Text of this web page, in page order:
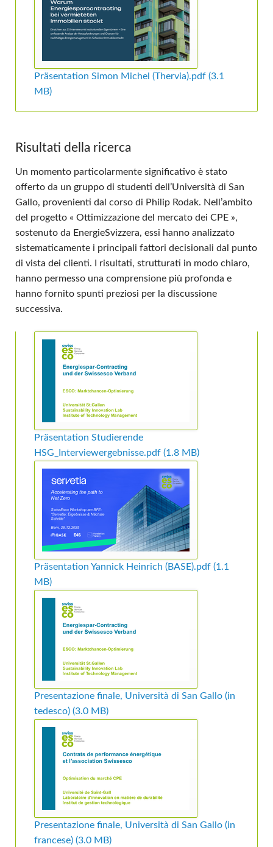
Präsentation Simon Michel (Thervia).pdf (3.1
MB)
Risultati della ricerca
Un momento particolarmente significativo è stato
offerto da un gruppo di studenti dell’Università di San
Gallo, provenienti dal corso di Philip Rodak. Nell’ambito
del progetto « Ottimizzazione del mercato dei CPE »,
sostenuto da EnergieSvizzera, essi hanno analizzato
sistematicamente i principali fattori decisionali dal punto
di vista dei clienti. I risultati, strutturati in modo chiaro,
hanno permesso una comprensione più profonda e
hanno fornito spunti preziosi per la discussione
successiva.
Präsentation Studierende
HSG_Interviewergebnisse.pdf (1.8 MB)
Präsentation Yannick Heinrich (BASE).pdf (1.1
MB)
Presentazione finale, Università di San Gallo (in
tedesco) (3.0 MB)
Presentazione finale, Università di San Gallo (in
francese) (3.0 MB)